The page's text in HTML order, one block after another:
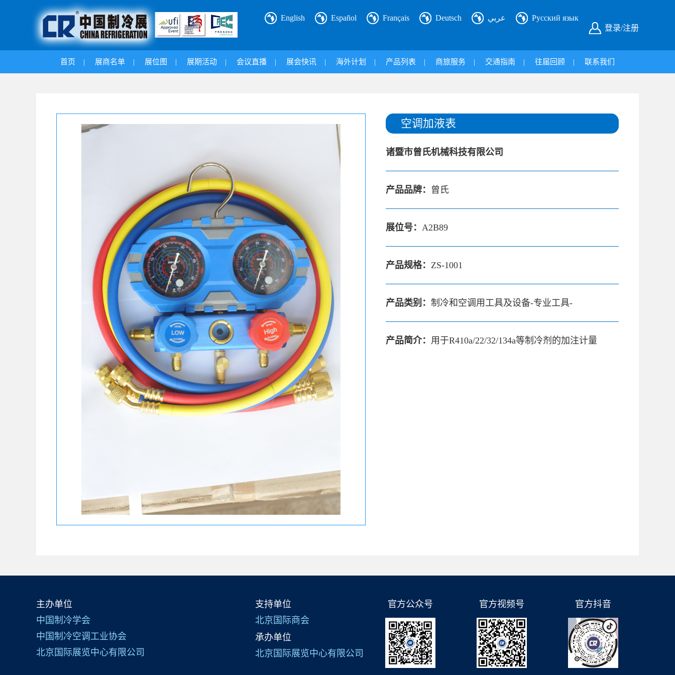
登录/注册
English Español Français Deutsch عربي Русский язык
首页 | 展商名单 | 展位图 | 展期活动 | 会议直播 | 展会快讯 | 海外计划 | 产品列表 | 商旅服务 | 交通指南 | 往届回顾 | 联系我们
空调加液表
诸暨市曾氏机械科技有限公司
产品品牌： 曾氏
展位号： A2B89
产品规格： ZS-1001
产品类别： 制冷和空调用工具及设备-专业工具-
产品简介： 用于R410a/22/32/134a等制冷剂的加注计量
主办单位
中国制冷学会
中国制冷空调工业协会
北京国际展览中心有限公司
支持单位
北京国际商会
承办单位
北京国际展览中心有限公司
官方公众号 官方视频号 官方抖音